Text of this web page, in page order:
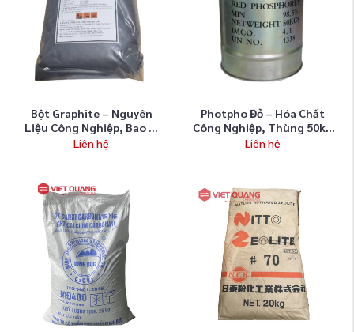
Bột Graphite – Nguyên
Liệu Công Nghiệp, Bao ...
Liên hệ
Photpho Đỏ – Hóa Chất
Công Nghiệp, Thùng 50kg
...
Liên hệ